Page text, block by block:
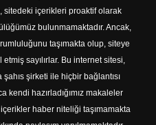
sitedeki içerikleri proaktif olarak
bulunmamaktadır. Ancak,
taşımakta olup, siteye
sayılırlar. Bu internet sitesi,
şirketi ile hiçbir bağlantısı
kendi hazırladığımız makaleler
haber niteliği taşımamakta